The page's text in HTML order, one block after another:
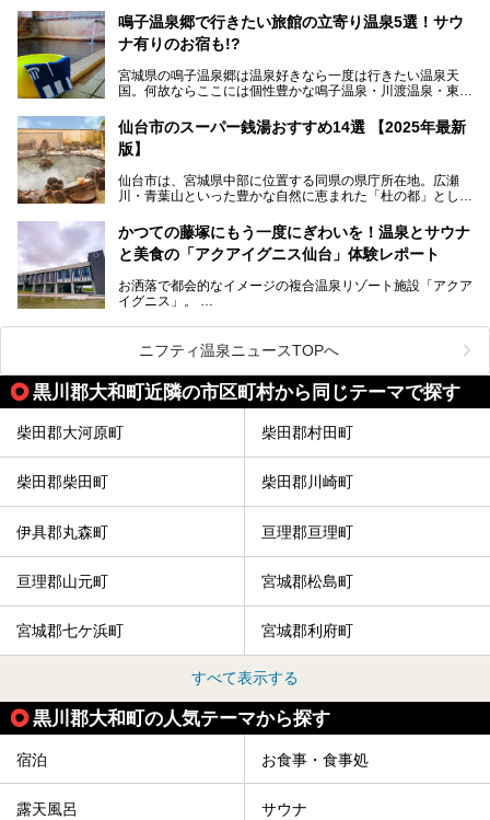
力は折り紙付き。実際に宿泊した筆者が、“温泉”を中心にそ
の全貌を詳細レビューします！
「サッポロ 濃い搾りレモンサワー ノンアルコール」を無料
配布します。さらにSNS投稿で「サッポロ 濃い搾りグレフ
ルサワー ノンアルコール」もプレゼント。湯上がりにぴっ
ー
提供元：サッポロビール【PR】
鳴子温泉郷で行きたい旅館の立寄り温泉5選！サウ
ナ有りのお宿も!?
宮城県の鳴子温泉郷は温泉好きなら一度は行きたい温泉天
国。何故ならここには個性豊かな鳴子温泉・川渡温泉・東鳴
硫黄泉、塩化物泉、硫酸塩泉、炭酸水素塩泉などと多様な泉
質がそろっているからです。
の旅館・ホテルも立ち寄り入浴に門戸を開いてくれていま
す。
今回はそんな旅館の中から、おすすめしたい5ヶ所の温泉を
セレクトしてみました。うち3ヶ所はサウナも楽しめます。
仙台市のスーパー銭湯おすすめ14選 【2025年最新
版】
仙台市は、宮城県中部に位置する同県の県庁所在地。広瀬
川・青葉山といった豊かな自然に恵まれた「杜の都」として
人気です。新幹線を使えば都心から1時間30分とアクセスも
よく、気軽に訪れやすい地方都市の1つです。
仙台牛タンなどを堪能するグルメ旅や、スポーツ観戦の遠征
時などに利用しやすい温浴施設がたくさんありますよ。
かつての藤塚にもう一度にぎわいを！温泉とサウナ
と美食の「アクアイグニス仙台」体験レポート
お洒落で都会的なイメージの複合温泉リゾート施設「アクア
イグニス」。
関西空港や吉川美南（埼玉県）に続いて仙台市若林区に202
2年4月にオープンした「アクアイグニス仙台」は、日帰り
温泉の「藤塚の湯」、マルシェ リアン、和食「笠庵」、イ
タリアン「グリーチネ」、ベーカリー「マリアージュ ドゥ
ファリーヌ」、スイーツの「コンフィチュール アッシュ」
と「ル ショコラ ドゥ アッシュ」、そしてカフェ「猿田彦珈
琲」と話題のお店が勢ぞろい！
この「アクアイグニス仙台」の魅力を探りにお出かけしてき
ニフティ温泉ニュースTOPへ
黒川郡大和町近隣の市区町村から同じテーマで探す
柴田郡大河原町 柴田郡村田町
柴田郡柴田町 柴田郡川崎町
伊具郡丸森町 亘理郡亘理町
亘理郡山元町 宮城郡松島町
宮城郡七ケ浜町 宮城郡利府町
すべて表示する
黒川郡大和町の人気テーマから探す
宿泊 お食事・食事処
露天風呂 サウナ